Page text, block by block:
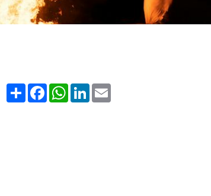
ShareFacebookWhatsApp
LinkedInEmail